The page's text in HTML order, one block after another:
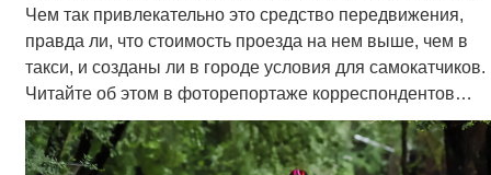
Чем так привлекательно это средство передвижения,
правда ли, что стоимость проезда на нем выше, чем в
такси, и созданы ли в городе условия для самокатчиков.
Читайте об этом в фоторепортаже корреспондентов…